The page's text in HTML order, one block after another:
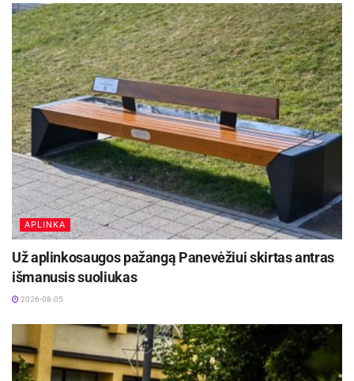
APLINKA
Už aplinkosaugos pažangą Panevėžiui skirtas antras
išmanusis suoliukas
2026-08-05